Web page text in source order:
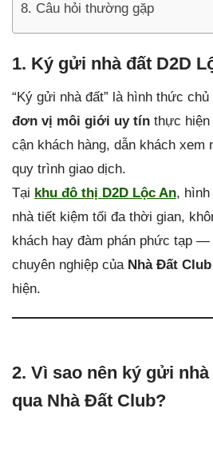
8. Câu hỏi thường gặp
1. Ký gửi nhà đất D2D
“Ký gửi nhà đất” là hình thức
đơn vị môi giới uy tín thực hiện
cận khách hàng, dẫn khách xem
quy trình giao dịch.
Tại khu đô thị D2D Lộc An,
nhà tiết kiệm tối đa thời gian,
khách hay đàm phán phức tạp
chuyên nghiệp của Nhà Đất
hiện.
2. Vì sao nên ký gửi
qua Nhà Đất Club?